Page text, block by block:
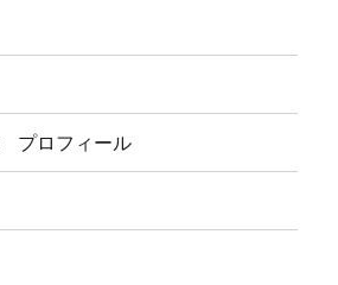
プロフィール